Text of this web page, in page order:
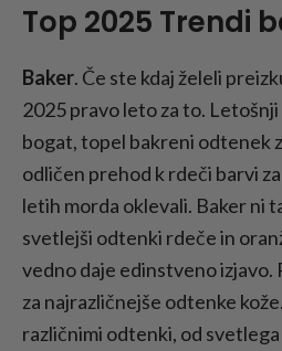
Top 2025 Trendi
Baker. Če ste kdaj želeli
2025 pravo leto za to.
bogat, topel bakreni odtenek
odličen prehod k rdeči barvi
letih morda oklevali. Baker ni
svetlejši odtenki rdeče in
vedno daje edinstveno izjavo.
za najrazličnejše odtenke
različnimi odtenki, od